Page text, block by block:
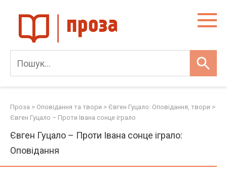
content
Проза > Оповідання та твори > Євген Гуцало: Оповідання, твори >
Євген Гуцало – Проти Івана сонце іграло
Євген Гуцало – Проти Івана сонце іграло:
Оповідання